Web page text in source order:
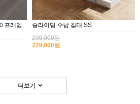
프레임
슬라이딩 수납 침대 SS
299,000원
229,000원
더보기
파티션
데코빈 행거